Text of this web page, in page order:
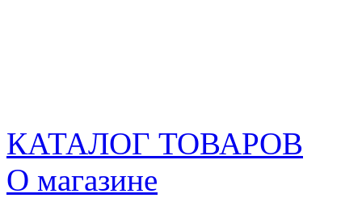
КАТАЛОГ ТОВАРОВ
О магазине